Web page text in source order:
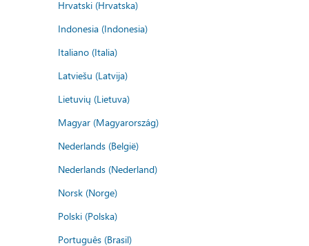
Hrvatski (Hrvatska)
Indonesia (Indonesia)
Italiano (Italia)
Latviešu (Latvija)
Lietuvių (Lietuva)
Magyar (Magyarország)
Nederlands (België)
Nederlands (Nederland)
Norsk (Norge)
Polski (Polska)
Português (Brasil)